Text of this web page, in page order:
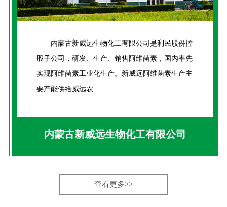
内蒙古新威远生物化工有限公司是利民股份控
股子公司，研发、生产、销售阿维菌素，国内率先
实现阿维菌素工业化生产。新威远阿维菌素生产主
要产能供给威远农...
内蒙古新威远生物化工有限公司
查看更多>>